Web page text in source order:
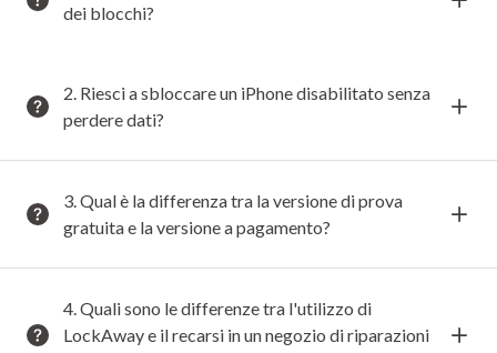
dei blocchi?
2. Riesci a sbloccare un iPhone disabilitato senza
perdere dati?
3. Qual è la differenza tra la versione di prova
gratuita e la versione a pagamento?
4. Quali sono le differenze tra l'utilizzo di
LockAway e il recarsi in un negozio di riparazioni